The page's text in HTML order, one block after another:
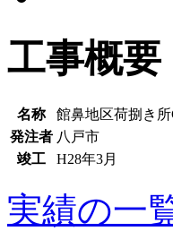
工事概要
名称
館鼻地区荷捌き
発注者 八戸市
竣工
H28年3月
実績の一